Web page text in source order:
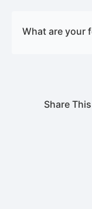
What are your
Share